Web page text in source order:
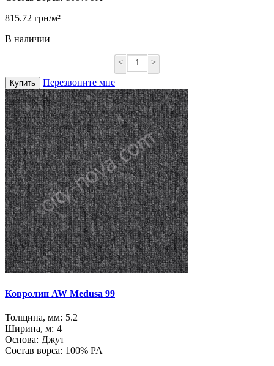
815.72 грн/м²
В наличии
< >
Купить Перезвоните мне
Ковролин AW Medusa 99
Толщина, мм: 5.2
Ширина, м: 4
Основа: Джут
Состав ворса: 100% PA